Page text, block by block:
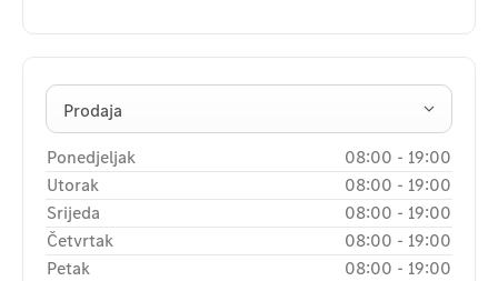
Prodaja
Ponedjeljak 08:00 - 19:00
Utorak
08:00 - 19:00
Srijeda
08:00 - 19:00
Četvrtak
08:00 - 19:00
Petak
08:00 - 19:00